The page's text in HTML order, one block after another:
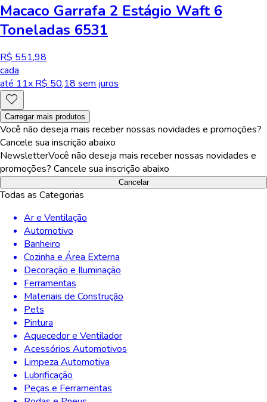
Macaco Garrafa 2 Estágio Waft 6
Toneladas 6531
R$ 551,98
cada
até11x R$50,18sem juros
Carregar mais produtos
Você não deseja mais receber nossas novidades e promoções?
Cancele sua inscrição abaixo
NewsletterVocê não deseja mais receber nossas novidades e
promoções? Cancele sua inscrição abaixo
Cancelar
Todas as Categorias
Ar e Ventilação
Automotivo
Banheiro
Cozinha e Área Externa
Decoração e Iluminação
Ferramentas
Materiais de Construção
Pets
Pintura
Aquecedor e Ventilador
Acessórios Automotivos
Limpeza Automotiva
Lubrificação
Peças e Ferramentas